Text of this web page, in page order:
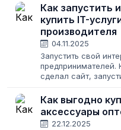
Как запустить
купить IT-
производителя
04.11.2025
Запустить свой
предпринимателей.
сделал сайт,
бизнеса, будь то
Как выгодно
аксессуары
22.12.2025